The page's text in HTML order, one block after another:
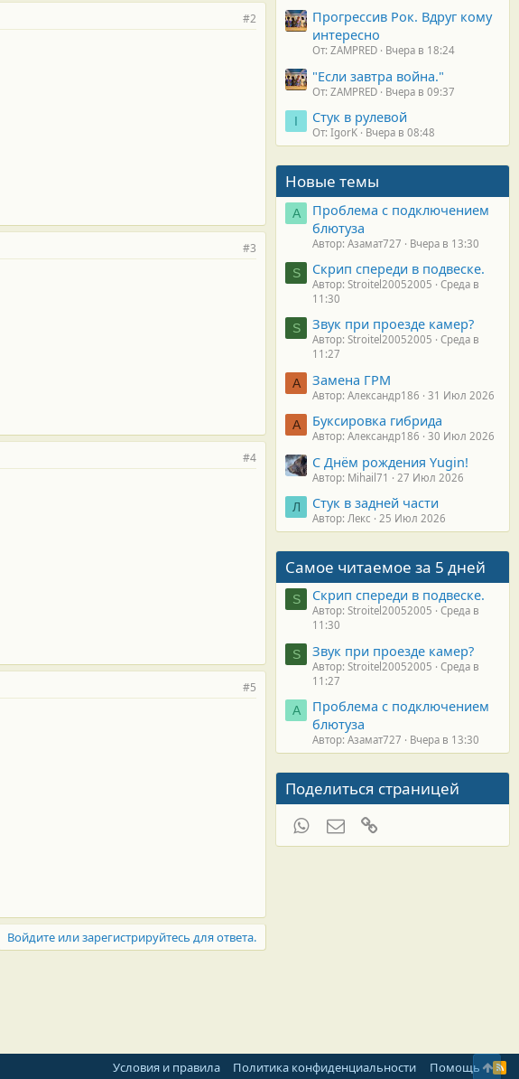
#2
#3
#4
#5
Войдите или зарегистрируйтесь для ответа.
Прогрессив Рок. Вдруг кому
интересно
От: ZAMPRED Вчера в 18:24
"Если завтра война."
От: ZAMPRED Вчера в 09:37
I Стук в рулевой
От: IgorK Вчера в 08:48
Новые темы
А
Проблема с подключением
блютуза
Автор: Азамат727 Вчера в 13:30
S Скрип спереди в подвеске.
Автор: Stroitel20052005
Среда в
11:30
S Звук при проезде камер?
Автор: Stroitel20052005
Среда в
11:27
А Замена ГРМ
Автор: Александр186 31 Июл 2026
А Буксировка гибрида
Автор: Александр186 30 Июл 2026
С Днём рождения Yugin!
Автор: Mihail71 27 Июл 2026
Л Стук в задней части
Автор: Лекс 25 Июл 2026
Самое читаемое за 5 дней
S Скрип спереди в подвеске.
Автор: Stroitel20052005
Среда в
11:30
S Звук при проезде камер?
Автор: Stroitel20052005
Среда в
11:27
А
Проблема с подключением
блютуза
Автор: Азамат727 Вчера в 13:30
Поделиться страницей
WhatsAppЭлектронная почта
Условия и правила Политика конфиденциальности Помощь
R